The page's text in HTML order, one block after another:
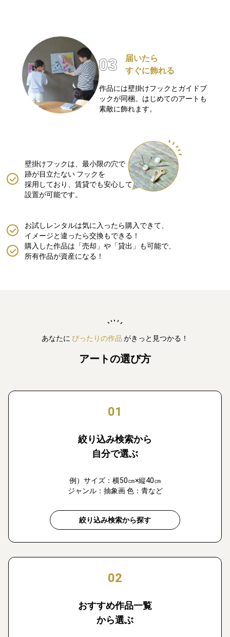
届いたら
すぐに飾れる
作品には壁掛けフックとガイドブ
ックが同梱。はじめてのアートも
素敵に飾れます。
壁掛けフックは、最小限の穴で
跡が目立たない フックを
採用しており、賃貸でも安心して
設置が可能です。
購入した作品は「売却」や「貸出」も可能で、
所有作品が資産になる！
お試しレンタルは気に入ったら購入できて、
イメージと違ったら交換もできる！
あなたに ぴったりの作品 がきっと見つかる！
アートの選び方
01
絞り込み検索から
自分で選ぶ
例）サイズ：横50㎝×縦40㎝
ジャンル：抽象画 色：青など
絞り込み検索から探す
02
おすすめ作品一覧
から選ぶ